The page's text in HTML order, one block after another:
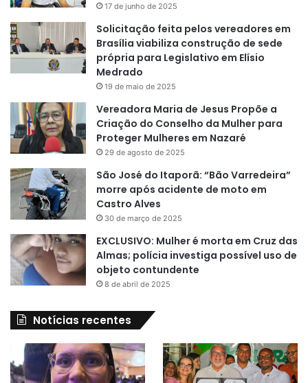
17 de junho de 2025
Solicitação feita pelos vereadores em
Brasília viabiliza construção de sede
própria para Legislativo em Elísio
Medrado
19 de maio de 2025
Vereadora Maria de Jesus Propõe a
Criação do Conselho da Mulher para
Proteger Mulheres em Nazaré
29 de agosto de 2025
São José do Itaporã: “Bão Varredeira”
morre após acidente de moto em
Castro Alves
30 de março de 2025
EXCLUSIVO: Mulher é morta em Cruz das
Almas; polícia investiga possível uso de
objeto contundente
8 de abril de 2025
Notícias recentes